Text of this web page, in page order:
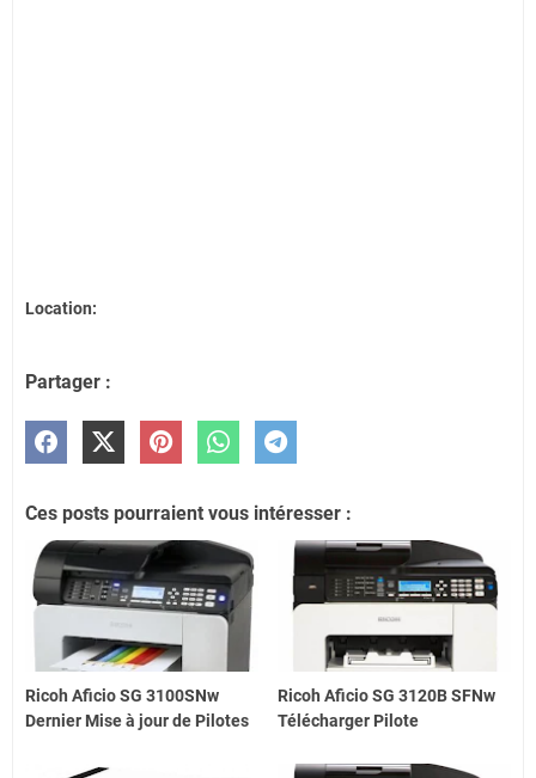
Location:
Partager :
Ces posts pourraient vous intéresser :
Ricoh Aficio SG 3100SNw
Dernier Mise à jour de Pilotes
Ricoh Aficio SG 3120B SFNw
Télécharger Pilote